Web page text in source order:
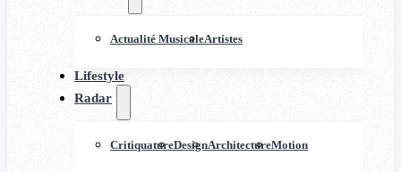
Actualité MusicaleArtistes
Lifestyle
Radar
CritiquatureDesignArchitectureMotion